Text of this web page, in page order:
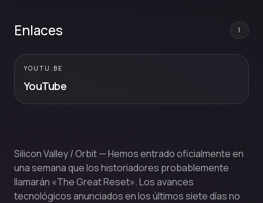
Enlaces 1
YOUTU.BE
YouTube
Silicon Valley / Orbit — Hemos entrado oficialmente en
una semana que los historiadores probablemente
llamarán «The Great Reset». Los avances
tecnológicos anunciados en los últimos siete días no